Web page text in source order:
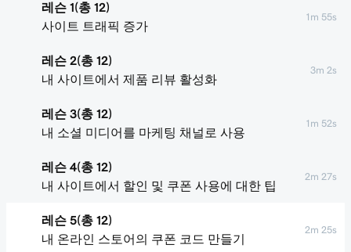
레슨 1(총 12)
사이트 트래픽 증가
1m 55s
레슨 2(총 12)
내 사이트에서 제품 리뷰 활성화
3m 2s
레슨 3(총 12)
내 소셜 미디어를 마케팅 채널로 사용
1m 52s
레슨 4(총 12)
내 사이트에서 할인 및 쿠폰 사용에 대한 팁
2m 27s
레슨 5(총 12)
내 온라인 스토어의 쿠폰 코드 만들기
2m 25s